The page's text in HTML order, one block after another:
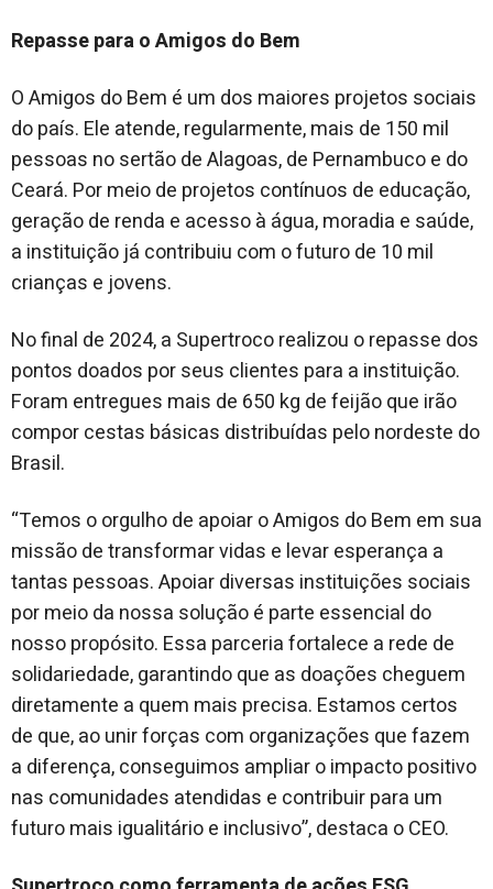
Repasse para o Amigos do Bem
O Amigos do Bem é um dos maiores projetos sociais
do país. Ele atende, regularmente, mais de 150 mil
pessoas no sertão de Alagoas, de Pernambuco e do
Ceará. Por meio de projetos contínuos de educação,
geração de renda e acesso à água, moradia e saúde,
a instituição já contribuiu com o futuro de 10 mil
crianças e jovens.
No final de 2024, a Supertroco realizou o repasse dos
pontos doados por seus clientes para a instituição.
Foram entregues mais de 650 kg de feijão que irão
compor cestas básicas distribuídas pelo nordeste do
Brasil.
“Temos o orgulho de apoiar o Amigos do Bem em sua
missão de transformar vidas e levar esperança a
tantas pessoas. Apoiar diversas instituições sociais
por meio da nossa solução é parte essencial do
nosso propósito. Essa parceria fortalece a rede de
solidariedade, garantindo que as doações cheguem
diretamente a quem mais precisa. Estamos certos
de que, ao unir forças com organizações que fazem
a diferença, conseguimos ampliar o impacto positivo
nas comunidades atendidas e contribuir para um
futuro mais igualitário e inclusivo”, destaca o CEO.